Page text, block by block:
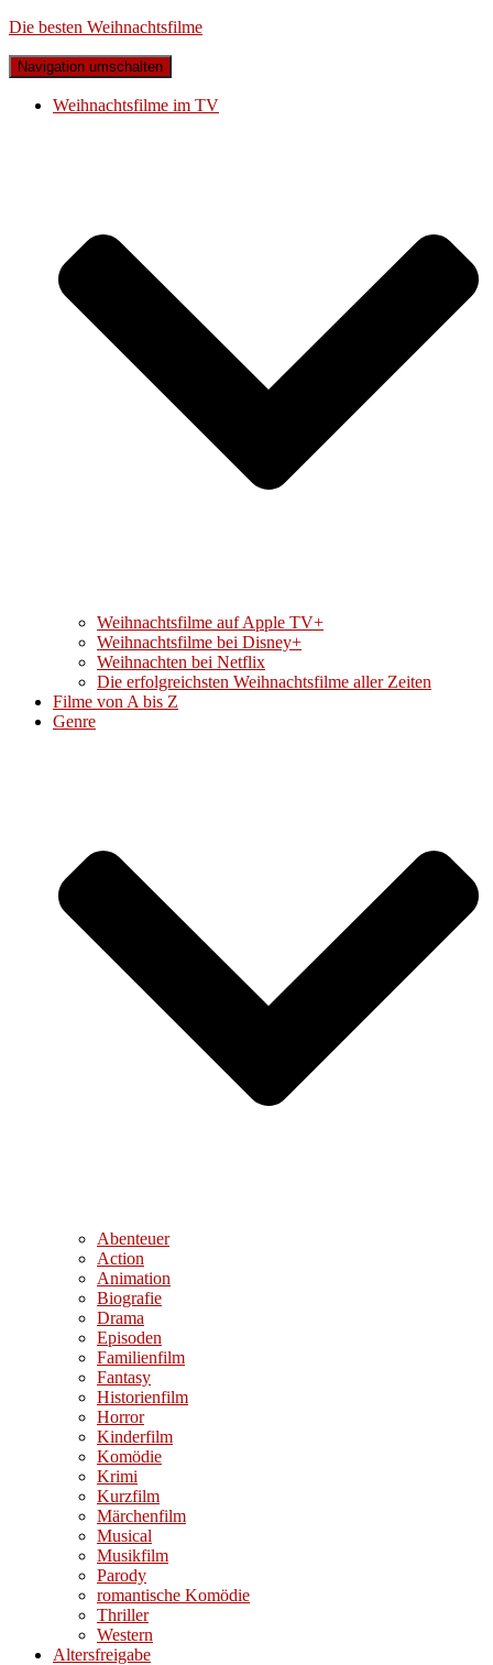
Die besten Weihnachtsfilme
Navigation umschalten
Weihnachtsfilme im TV
Weihnachtsfilme auf Apple TV+
Weihnachtsfilme bei Disney+
Weihnachten bei Netflix
Die erfolgreichsten Weihnachtsfilme aller Zeiten
Filme von A bis Z
Genre
Abenteuer
Action
Animation
Biografie
Drama
Episoden
Familienfilm
Fantasy
Historienfilm
Horror
Kinderfilm
Komödie
Krimi
Kurzfilm
Märchenfilm
Musical
Musikfilm
Parody
romantische Komödie
Thriller
Western
Altersfreigabe